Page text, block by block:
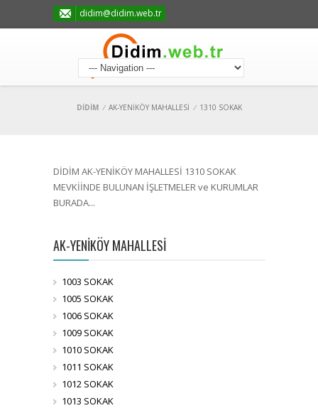
didim@didim.web.tr
DİDİM / AK-YENİKÖY MAHALLESİ / 1310 SOKAK
DİDİM AK-YENİKÖY MAHALLESİ 1310 SOKAK
MEVKİİNDE BULUNAN İŞLETMELER ve KURUMLAR
BURADA...
AK-YENİKÖY MAHALLESİ
1003 SOKAK
1005 SOKAK
1006 SOKAK
1009 SOKAK
1010 SOKAK
1011 SOKAK
1012 SOKAK
1013 SOKAK